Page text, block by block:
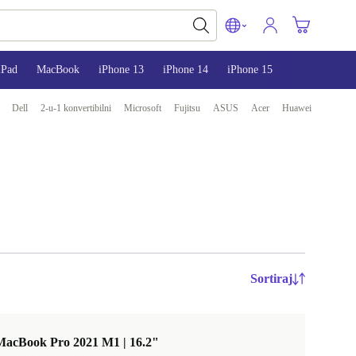
MacBook iPhone 13 iPhone 14 iPhone 15
Dell 2-u-1 konvertibilni Microsoft Fujitsu ASUS Acer Huawei
Sortiraj
Pro 2021 M1 | 16.2"